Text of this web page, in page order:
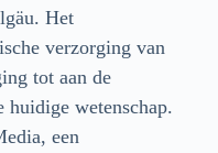
Het
verzorging van
tot aan de
huidige wetenschap.
een